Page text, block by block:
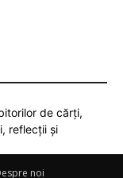
de cărți,
reflecții și
noi